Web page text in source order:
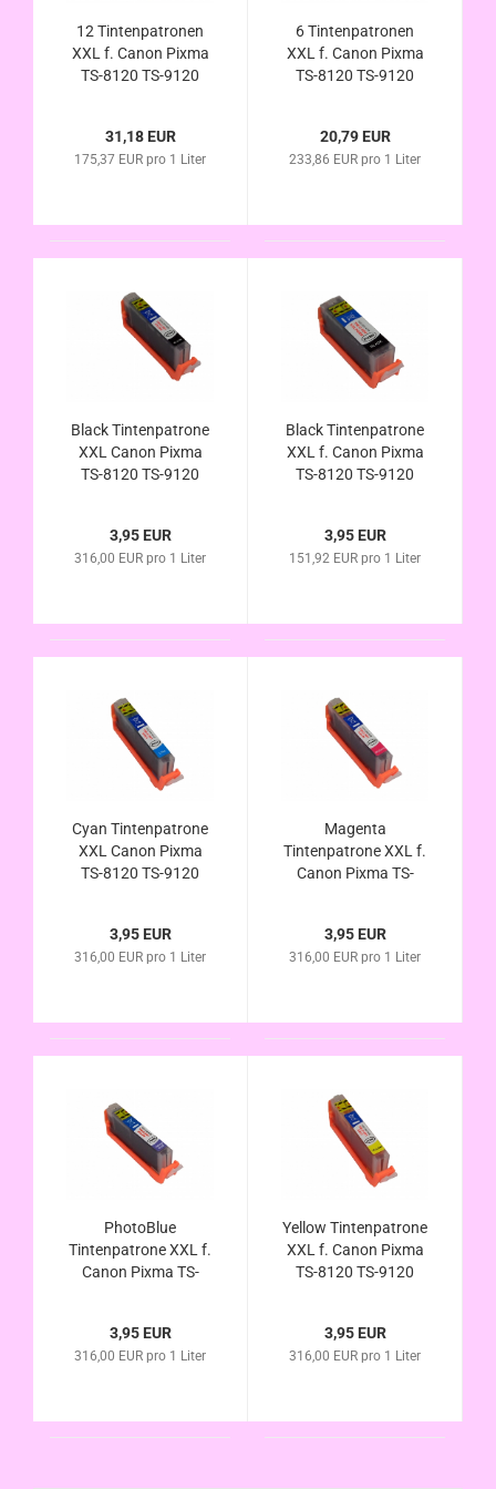
12 Tintenpatronen
XXL f. Canon Pixma
TS-8120 TS-9120
Vorteilspack
31,18 EUR
175,37 EUR pro 1 Liter
6 Tintenpatronen
XXL f. Canon Pixma
TS-8120 TS-9120
Vorteilspack
20,79 EUR
233,86 EUR pro 1 Liter
Black Tintenpatrone
XXL Canon Pixma
TS-8120 TS-9120
3,95 EUR
316,00 EUR pro 1 Liter
Black Tintenpatrone
XXL f. Canon Pixma
TS-8120 TS-9120
kompatibel
3,95 EUR
151,92 EUR pro 1 Liter
Cyan Tintenpatrone
XXL Canon Pixma
TS-8120 TS-9120
3,95 EUR
316,00 EUR pro 1 Liter
Magenta
Tintenpatrone XXL f.
Canon Pixma TS-
XL kompatibel
3,95 EUR
316,00 EUR pro 1 Liter
PhotoBlue
Tintenpatrone XXL f.
Canon Pixma TS-
XL kompatibel
3,95 EUR
316,00 EUR pro 1 Liter
Yellow Tintenpatrone
XXL f. Canon Pixma
TS-8120 TS-9120
3,95 EUR
316,00 EUR pro 1 Liter